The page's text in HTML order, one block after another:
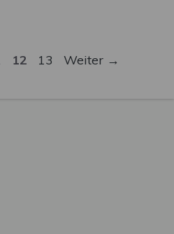
Seite
12 Seite
13 Weiter →